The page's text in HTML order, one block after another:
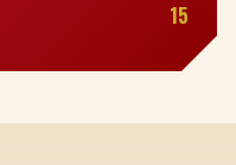
15